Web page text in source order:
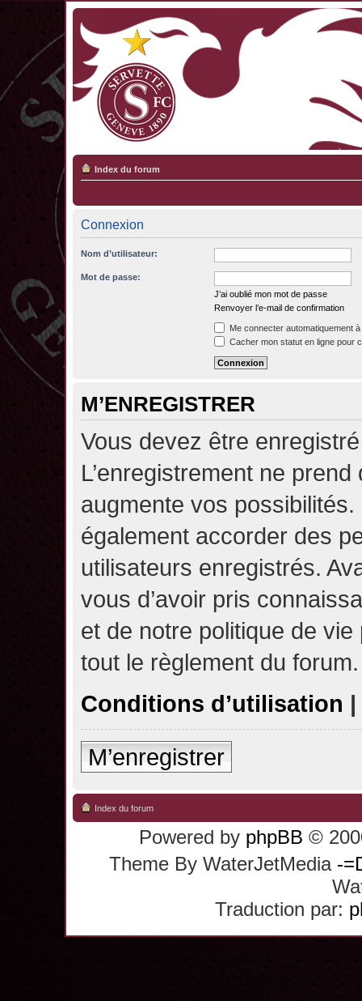
Index du forum
Connexion
Nom d’utilisateur:
Mot de passe:
J’ai oublié mon mot de passe
Renvoyer l’e-mail de confirmation
Me connecter automatiquement
Cacher mon statut en ligne pour
M’ENREGISTRER
Vous devez être
L’enregistrement ne
augmente vos possibilités.
également accorder des
utilisateurs enregistrés.
vous d’avoir pris
et de notre politique de
tout le règlement du forum.
Conditions d’utilisation |
M’enregistrer
Index du forum
Powered by phpBB ©
Theme By WaterJetMedia -
Traduction par: